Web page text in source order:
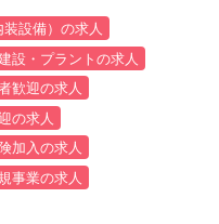
設備）の求人
設・プラントの求人
歓迎の求人
の求人
加入の求人
事業の求人